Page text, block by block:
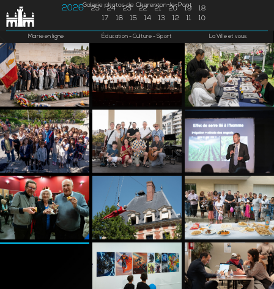
Galerie photos de Charenton-le-Pont
2026 25 24 23 22 21 20 19
18
17
16 15 14 13 12 11 10
Mairie en ligne Éducation - Culture - Sport La Ville et vous